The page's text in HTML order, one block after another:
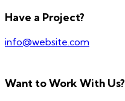
Have a Project?
info@website.com
Want to Work With Us?